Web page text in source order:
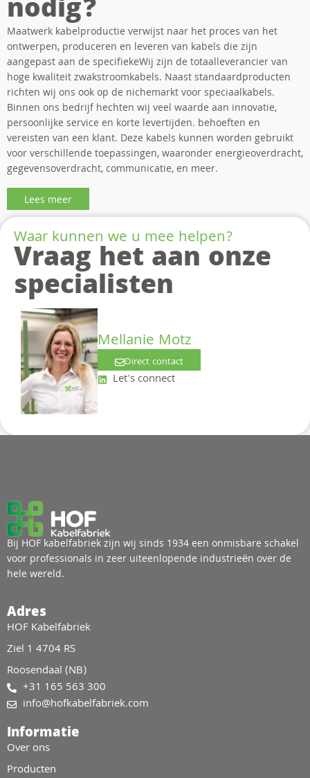
nodig?
Maatwerk kabelproductie verwijst naar het proces van het
ontwerpen, produceren en leveren van kabels die zijn
aangepast aan de specifiekeWij zijn de totaalleverancier van
hoge kwaliteit zwakstroomkabels. Naast standaardproducten
richten wij ons ook op de nichemarkt voor speciaalkabels.
Binnen ons bedrijf hechten wij veel waarde aan innovatie,
persoonlijke service en korte levertijden. behoeften en
vereisten van een klant. Deze kabels kunnen worden gebruikt
voor verschillende toepassingen, waaronder energieoverdracht,
gegevensoverdracht, communicatie, en meer.
Lees meer
Waar kunnen we u mee helpen?
Vraag het aan onze
specialisten
Mellanie Motz
Direct contact
Let's connect
Bij HOF kabelfabriek zijn wij sinds 1934 een onmisbare schakel
voor professionals in zeer uiteenlopende industrieën over de
hele wereld.
Adres
HOF Kabelfabriek
Ziel 1 4704 RS
Roosendaal (NB)
+31 165 563 300
info@hofkabelfabriek.com
Informatie
Over ons
Producten